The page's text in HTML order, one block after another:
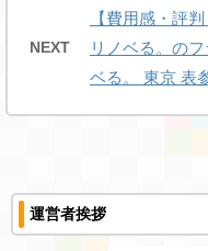
【費用感・評
NEXT
リノベる。の
ベる。 東京 表
運営者挨拶